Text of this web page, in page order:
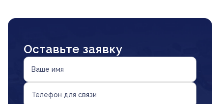
Оставьте заявку
Ваше имя
Телефон для связи